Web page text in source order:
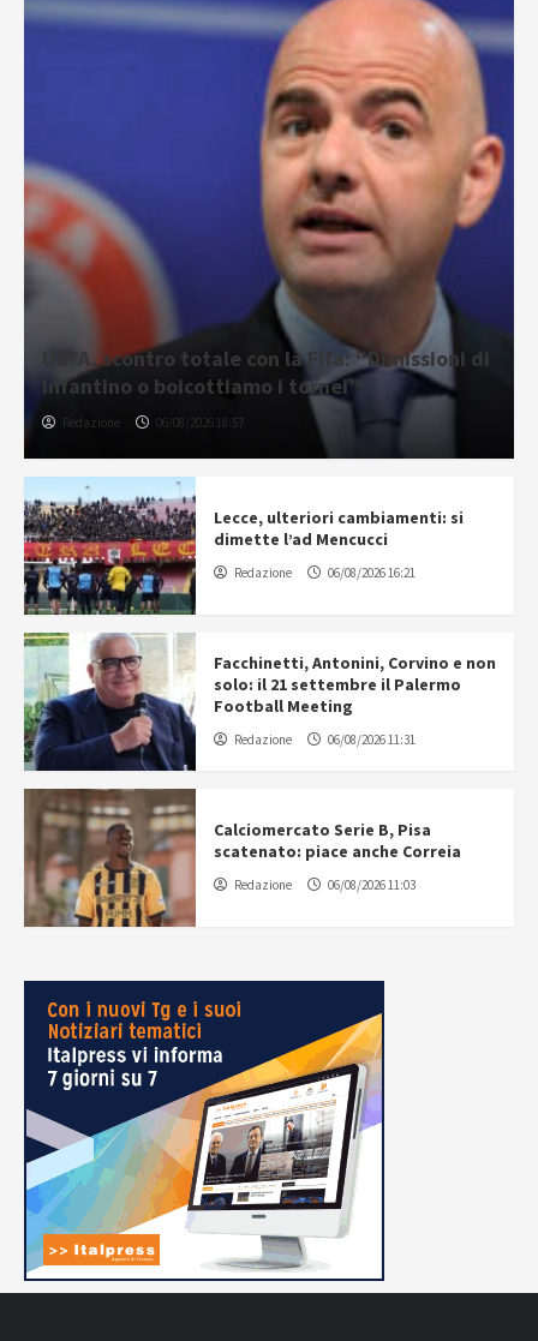
UEFA, scontro totale con la Fifa: “Dimissioni di
Infantino o boicottiamo i tornei”
Redazione 06/08/2026 18:57
Lecce, ulteriori cambiamenti: si
dimette l’ad Mencucci
Redazione 06/08/2026 16:21
Facchinetti, Antonini, Corvino e non
solo: il 21 settembre il Palermo
Football Meeting
Redazione 06/08/2026 11:31
Calciomercato Serie B, Pisa
scatenato: piace anche Correia
Redazione 06/08/2026 11:03